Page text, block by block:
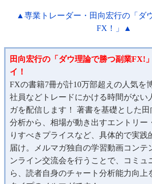
▲専業トレーダー・田向宏行の「ダ
FX！」▲
田向宏行の「ダウ理論で勝つ副業FX!
イ！
FXの書籍7冊が計10万部超えの人気を
社員などトレードにかける時間がない
ガを配信します！ 著書を基礎とした
分析から、相場が動き出すエントリー
りすべきプライスなど、具体的で実践
届け。メルマガ独自の学習動画コンテ
ンライン交流会を行うことで、コミュ
ら、読者自身のチャート分析能力向上